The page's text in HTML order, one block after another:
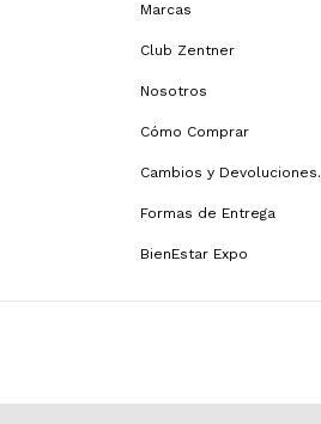
Marcas
Club Zentner
Nosotros
Cómo Comprar
Cambios y Devoluciones.
Formas de Entrega
BienEstar Expo